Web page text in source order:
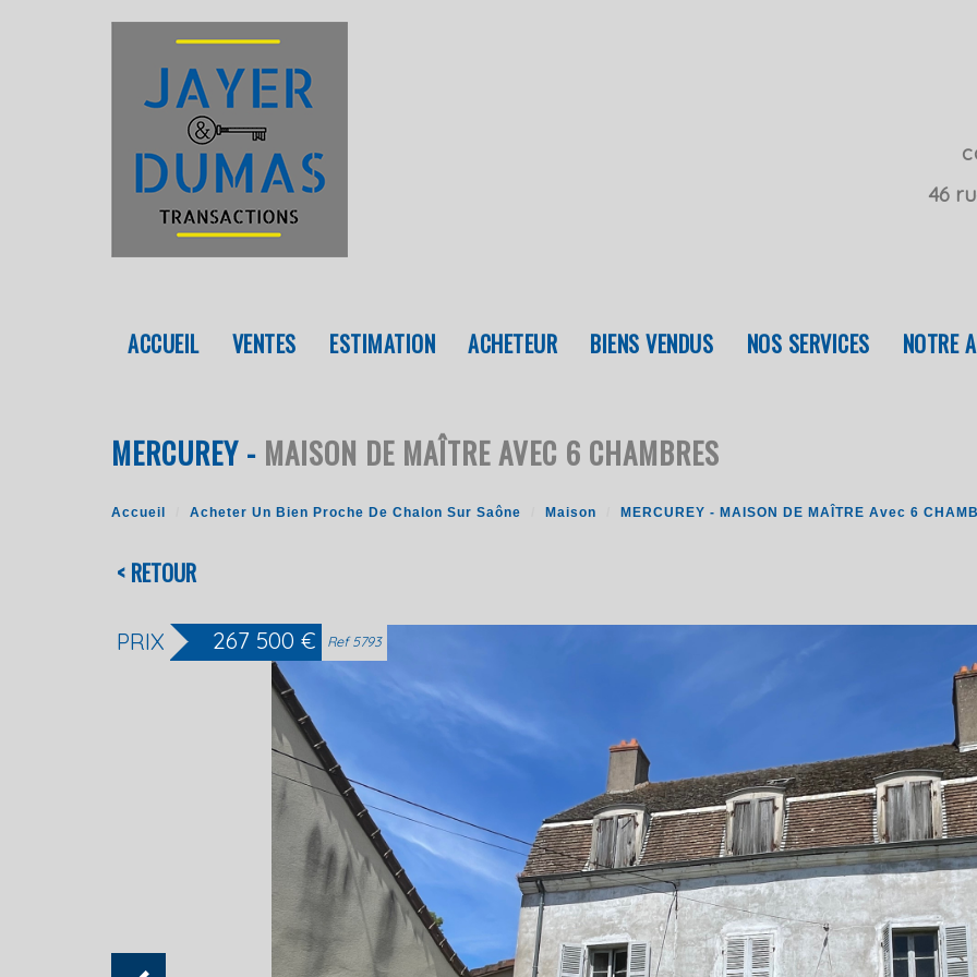
46
ACCUEIL VENTES ESTIMATION ACHETEUR BIENS VENDUS NOS SERVICES NOTRE
MERCUREY - MAISON DE MAÎTRE AVEC 6 CHAMBRES
Accueil Acheter Un Bien Proche De Chalon Sur Saône Maison MERCUREY - MAISON DE MAÎTRE Avec 6
< RETOUR
PRIX 267 500 € Ref 5793